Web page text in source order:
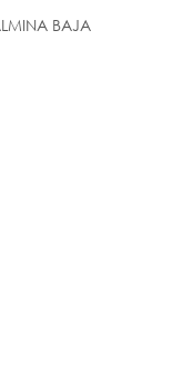
BAJA